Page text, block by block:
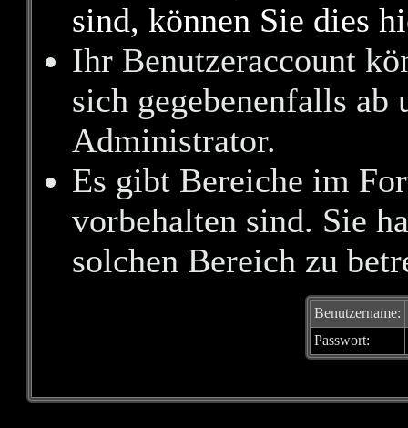
sind, können Sie dies
Ihr Benutzeraccount
sich gegebenenfalls ab
Administrator.
Es gibt Bereiche im
vorbehalten sind. Sie
solchen Bereich zu
Benutzername:
Passwort: